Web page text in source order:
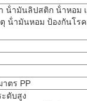
น้ํามันลิปสติก น้ําหอม
น้ํามันหอม ป้องกันโร
ตร PP
ดับสูง